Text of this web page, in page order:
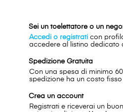
Sei un toelettatore o un
Accedi o registrati con
accedere al listino dedicato
Spedizione Gratuita
Con una spesa di minimo
spedizione ha un costo fisso
Crea un account
Registrati e riceverai un